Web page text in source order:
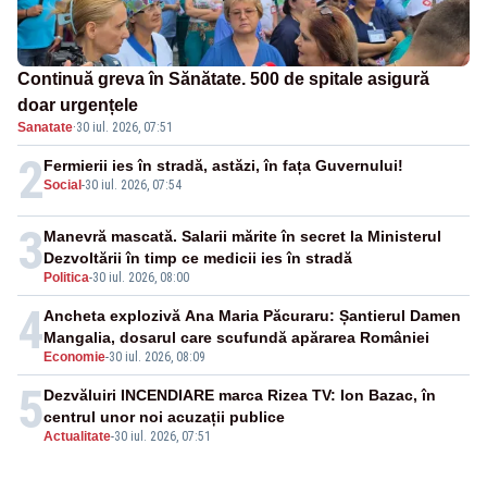
Continuă greva în Sănătate. 500 de spitale asigură
doar urgențele
Sanatate·30 iul. 2026, 07:51
2Social -30 iul. 2026, 07:54
Fermierii ies în stradă, astăzi, în fața Guvernului!
3 Politica-30 iul. 2026, 08:00
Manevră mascată. Salarii mărite în secret la Ministerul
Dezvoltării în timp ce medicii ies în stradă
4 Economie-30 iul. 2026, 08:09
Ancheta explozivă Ana Maria Păcuraru: Șantierul Damen
Mangalia, dosarul care scufundă apărarea României
5Actualitate-30 iul. 2026, 07:51
Dezvăluiri INCENDIARE marca Rizea TV: Ion Bazac, în
centrul unor noi acuzații publice